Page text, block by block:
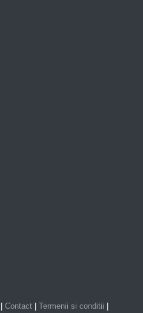
| Contact | Termenii si conditii |